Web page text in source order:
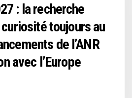
: la recherche
toujours au
de l’ANR
avec l’Europe